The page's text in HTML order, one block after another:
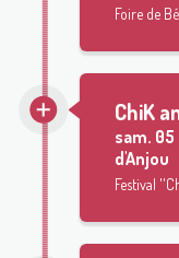
Foire de
ChiK
sam. 05
d'Anjou
Festival